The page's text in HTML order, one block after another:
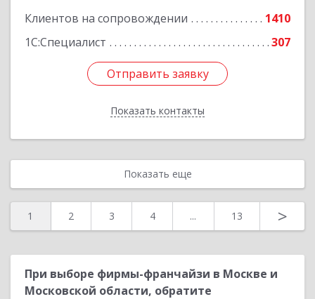
Клиентов на сопровождении
1410
1С:Специалист
307
Отправить заявку
Показать контакты
Подробнее
Отправить заявку
Назад
Показать еще
1 2 3 4 ... 13 >
При выборе фирмы-франчайзи в Москве и
Московской области, обратите